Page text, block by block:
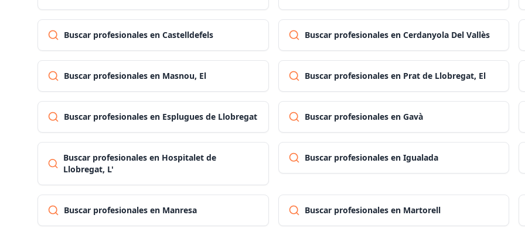
Buscar profesionales en Castelldefels Buscar profesionales en Cerdanyola Del Vallès
Buscar profesionales en Masnou, El Buscar profesionales en Prat de Llobregat, El
Buscar profesionales en Esplugues de Llobregat Buscar profesionales en Gavà
Buscar profesionales en Hospitalet de
Llobregat, L'
Buscar profesionales en Igualada
Buscar profesionales en Manresa Buscar profesionales en Martorell